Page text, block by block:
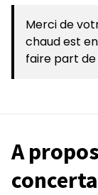
Merci de
chaud est
faire part de
A